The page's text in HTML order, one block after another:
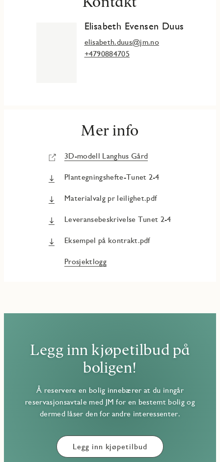
Elisabeth Evensen Duus
elisabeth.duus@jm.no
+4790884705
Mer info
3D-modell Langhus Gård
Plantegningshefte-Tunet 2-4
Materialvalg pr leilighet.pdf
Leveransebeskrivelse Tunet 2-4
Eksempel på kontrakt.pdf
Prosjektlogg
Legg inn kjøpetilbud på
boligen!
Å reservere en bolig innebærer at du inngår
reservasjonsavtale med JM for en bestemt bolig og
dermed låser den for andre interessenter.
Legg inn kjøpetilbud